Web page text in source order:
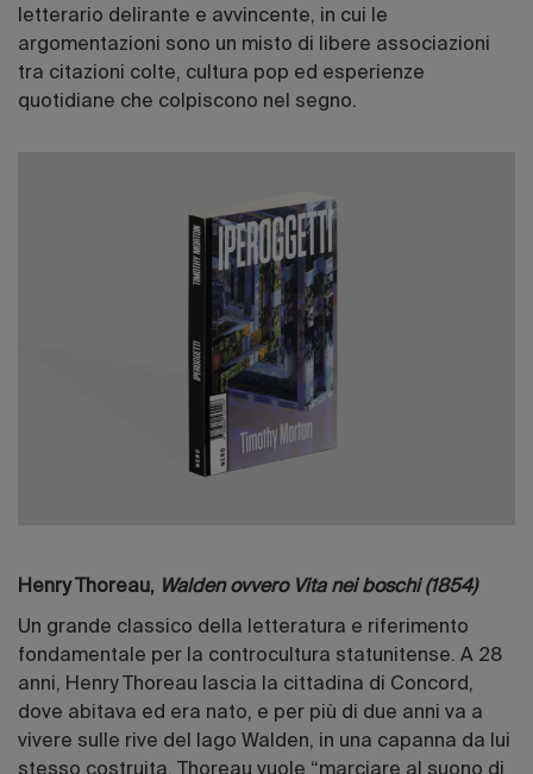
letterario delirante e avvincente, in cui le
argomentazioni sono un misto di libere associazioni
tra citazioni colte, cultura pop ed esperienze
quotidiane che colpiscono nel segno.
Henry Thoreau, Walden ovvero Vita nei boschi (1854)
Un grande classico della letteratura e riferimento
fondamentale per la controcultura statunitense. A 28
anni, Henry Thoreau lascia la cittadina di Concord,
dove abitava ed era nato, e per più di due anni va a
vivere sulle rive del lago Walden, in una capanna da lui